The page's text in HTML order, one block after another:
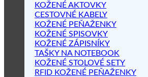
KOŽENÉ AKTOVKY
CESTOVNÉ KABELY
KOŽENÉ PEŇAŽENKY
KOŽENÉ SPISOVKY
KOŽENÉ ZÁPISNÍKY
TAŠKY NA NOTEBOOK
KOŽENÉ STOLOVÉ SETY
RFID KOŽENÉ PEŇAŽENKY